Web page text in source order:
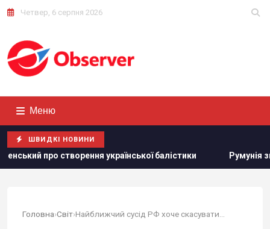
Четвер, 6 серпня 2026
Меню
ШВИДКІ НОВИНИ
української балістики Румунія змінює течію Дунаю:
Головна›Світ›